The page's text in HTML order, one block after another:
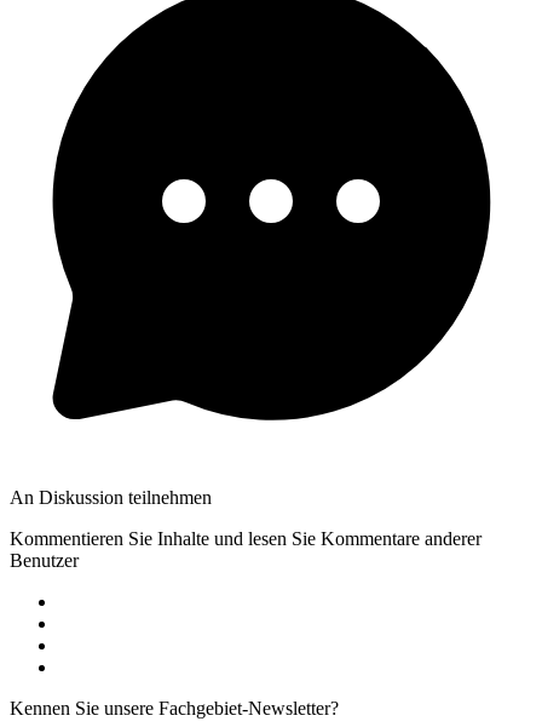
An Diskussion teilnehmen
Kommentieren Sie Inhalte und lesen Sie Kommentare anderer
Benutzer
Kennen Sie unsere Fachgebiet-Newsletter?